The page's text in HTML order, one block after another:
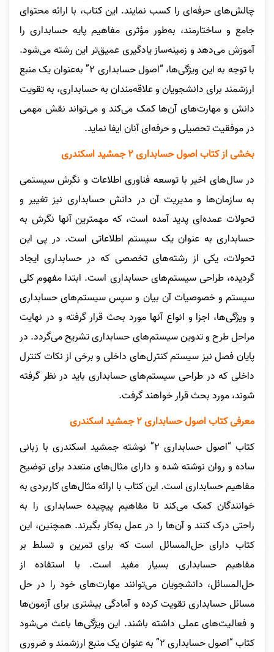
چالش‌های حرفه‌ای را کسب نمایند. این کتاب، با ارائه محتوای
جامع و ساختارمند، به‌طور مؤثری مفاهیم پایه حسابداری را
آموزش می‌دهد و زمینه‌ساز یادگیری عمیق‌تر این رشته می‌شود.
با توجه به این ویژگی‌ها، “اصول حسابداری ۲” به‌عنوان یک منبع
ارزشمند برای دانشجویان و علاقه‌مندان به حسابداری، به تقویت
دانش و مهارت‌های آن‌ها کمک می‌کند و می‌تواند نقش مهمی
در موفقیت تحصیلی و حرفه‌ای آنان ایفا نماید.
بخشی از کتاب اصول حسابداری ۲ جمشید اسکندری
در سال‌های اخیر با توسعه فناوری اطلاعات و نگرش سیستمی
به سازمان‌ها و مدیریت آن در دانش حسابداری نیز تغییر و
تحولات عمده‌ای پدید آمده است، که مهمترین آنها نگرش به
حسابداری به عنوان یک سیستم اطلاعاتی است. در پی این
تحولات، یکی از رشته‌های تخصصی که در حسابداری ایجاد
گردیده، طراحی سیستم‌های حسابداری است. ابتدا مفهوم کلی
سیستم و خصوصیات آن بیان و سپس سیستم‌های حسابداری
و ویژگی‌ها، اجزا و انواع آنها مورد بحث قرار گرفته و در نهایت
مراحل طرح و تدوین سیستم‌های حسابداری تشریح می‌گردد. در
پایان فصل نیز سیستم کنترل‌های داخلی و برخی از نکات کنترل
داخلی که در طراحی سیستم‌های حسابداری باید در نظر گرفته
شوند، مورد بحث قرار خواهند گرفت.
معرفی کتاب اصول حسابداری ۲ جمشید اسکندری
کتاب “اصول حسابداری ۲” نوشته جمشید اسکندری با زبانی
ساده و روان نوشته شده و دارای مثال‌های متعدد برای توضیح
مفاهیم حسابداری است. این کتاب با ارائه مثال‌های کاربردی به
خوانندگان کمک می‌کند تا مفاهیم پیچیده حسابداری را به
راحتی درک کنند و آن‌ها را در عمل به‌کار بگیرند. همچنین، این
کتاب دارای حل‌المسائل است که برای تمرین و تسلط بر
مفاهیم حسابداری بسیار مفید است. با استفاده از
حل‌المسائل، دانشجویان می‌توانند مهارت‌های خود را در حل
مسائل حسابداری تقویت کرده و آمادگی بیشتری برای آزمون‌ها
و فعالیت‌های عملی داشته باشند. این ویژگی‌ها باعث می‌شود
کتاب “اصول حسابداری ۲” به عنوان یک منبع ارزشمند و ضروری